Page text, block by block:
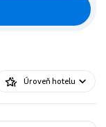
Úroveň hotelu